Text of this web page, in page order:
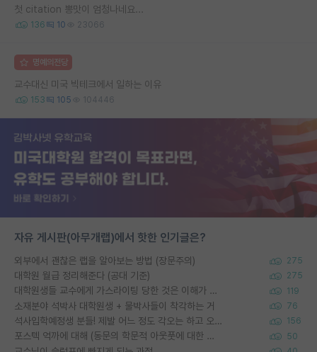
첫 citation 뽕맛이 엄청나네요...
136 10 23066
명예의전당
교수대신 미국 빅테크에서 일하는 이유
153 105 104446
자유 게시판(아무개랩)에서 핫한 인기글은?
외부에서 괜찮은 랩을 알아보는 방법 (장문주의) 275
대학원 월급 정리해준다 (공대 기준) 275
대학원생들 교수에게 가스라이팅 당한 것은 이해가 갑니다. 안타깝네요. 119
소재분야 석박사 대학원생 + 물박사들이 착각하는 거 76
석사입학예정생 분들! 제발 어느 정도 각오는 하고 오세요. 156
포스텍 억까에 대해 (동문의 학문적 아웃풋에 대한 반박) 50